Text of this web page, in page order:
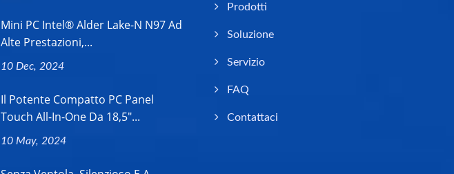
Mini PC Intel® Alder Lake-N N97 Ad
Alte Prestazioni,...
10 Dec, 2024
Il Potente Compatto PC Panel
Touch All-In-One Da 18,5"...
10 May, 2024
Prodotti
Soluzione
Servizio
FAQ
Contattaci